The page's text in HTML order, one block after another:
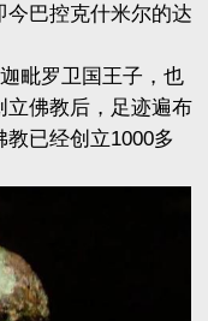
今巴控克什米尔的达
毗罗卫国王子，也
立佛教后，足迹遍布
已经创立1000多